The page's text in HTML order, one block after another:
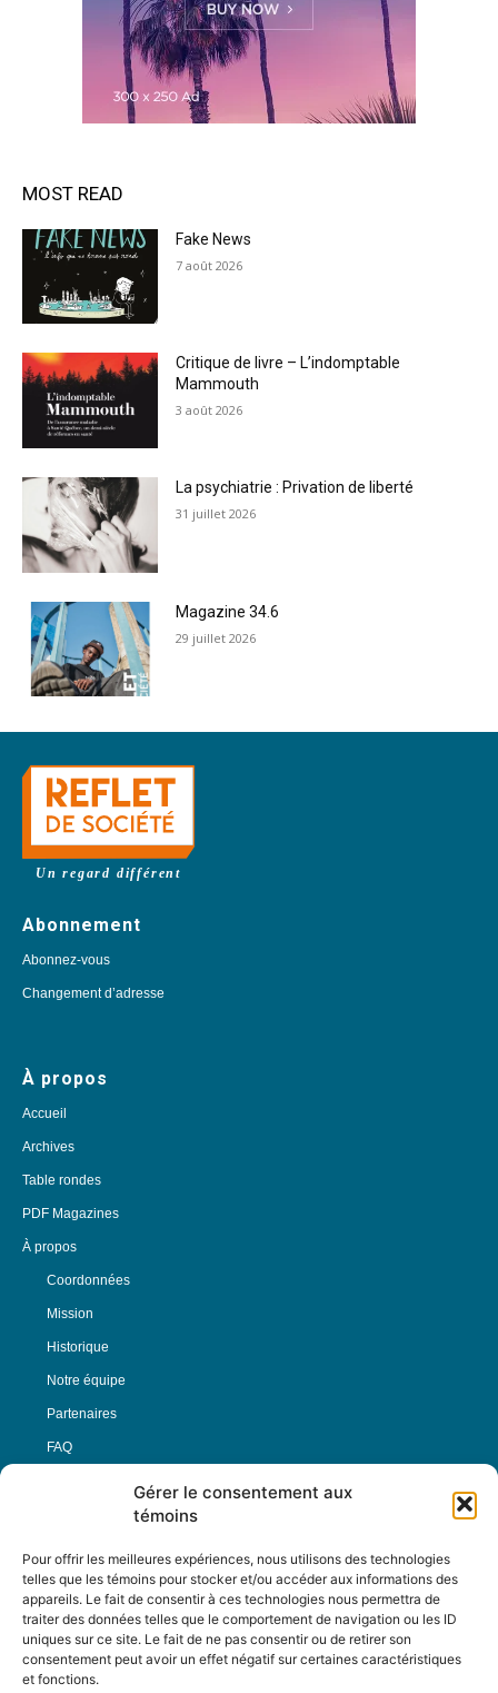
Gérer le consentement aux
témoins
Pour offrir les meilleures expériences, nous utilisons des technologies
telles que les témoins pour stocker et/ou accéder aux informations des
appareils. Le fait de consentir à ces technologies nous permettra de
traiter des données telles que le comportement de navigation ou les ID
uniques sur ce site. Le fait de ne pas consentir ou de retirer son
consentement peut avoir un effet négatif sur certaines caractéristiques
et fonctions.
MOST READ
Fake News
7 août 2026
Critique de livre – L’indomptable
Mammouth
3 août 2026
La psychiatrie : Privation de liberté
31 juillet 2026
Magazine 34.6
29 juillet 2026
Un regard différent
Abonnement
Abonnez-vous
Changement d’adresse
À propos
Accueil
Archives
Table rondes
PDF Magazines
À propos
Coordonnées
Mission
Historique
Notre équipe
Partenaires
FAQ
Nous Suivre